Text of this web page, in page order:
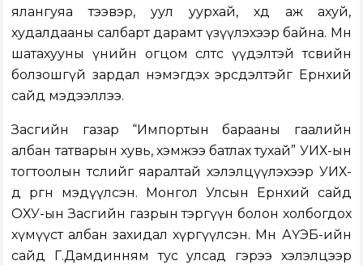
ялангуяа тээвэр, уул уурхай, хөдөө аж ахуй,
худалдааны салбарт дарамт үзүүлэхээр байна. Мөн
шатахууны үнийн огцом өсөлтөөс үүдэлтэй төсвийн
болзошгүй зардал нэмэгдэх эрсдэлтэйг Ерөнхий
сайд мэдээллээ.
Засгийн газар “Импортын барааны гаалийн
албан татварын хувь, хэмжээ батлах тухай” УИХ-ын
тогтоолын төслийг яаралтай хэлэлцүүлэхээр УИХ-
д өргөн мэдүүлсэн. Монгол Улсын Ерөнхий сайд
ОХУ-ын Засгийн газрын тэргүүн болон холбогдох
хүмүүст албан захидал хүргүүлсэн. Мөн АҮЭБ-ийн
сайд Г.Дамдинням тус улсад гэрээ хэлэлцээр